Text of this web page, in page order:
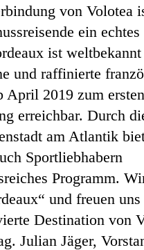
von Volotea
ein echtes
ist
und raffinierte
April 2019 zum
erreichbar. Durch
am Atlantik
Sportliebhabern
Programm.
und freuen
Destination von
Julian Jäger,